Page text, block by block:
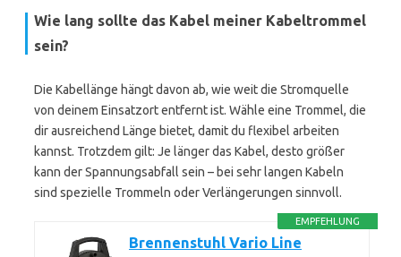
Wie lang sollte das Kabel meiner Kabeltrommel
sein?
Die Kabellänge hängt davon ab, wie weit die Stromquelle
von deinem Einsatzort entfernt ist. Wähle eine Trommel, die
dir ausreichend Länge bietet, damit du flexibel arbeiten
kannst. Trotzdem gilt: Je länger das Kabel, desto größer
kann der Spannungsabfall sein – bei sehr langen Kabeln
sind spezielle Trommeln oder Verlängerungen sinnvoll.
EMPFEHLUNG
Brennenstuhl Vario Line